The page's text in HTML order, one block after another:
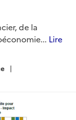
de la
Lire